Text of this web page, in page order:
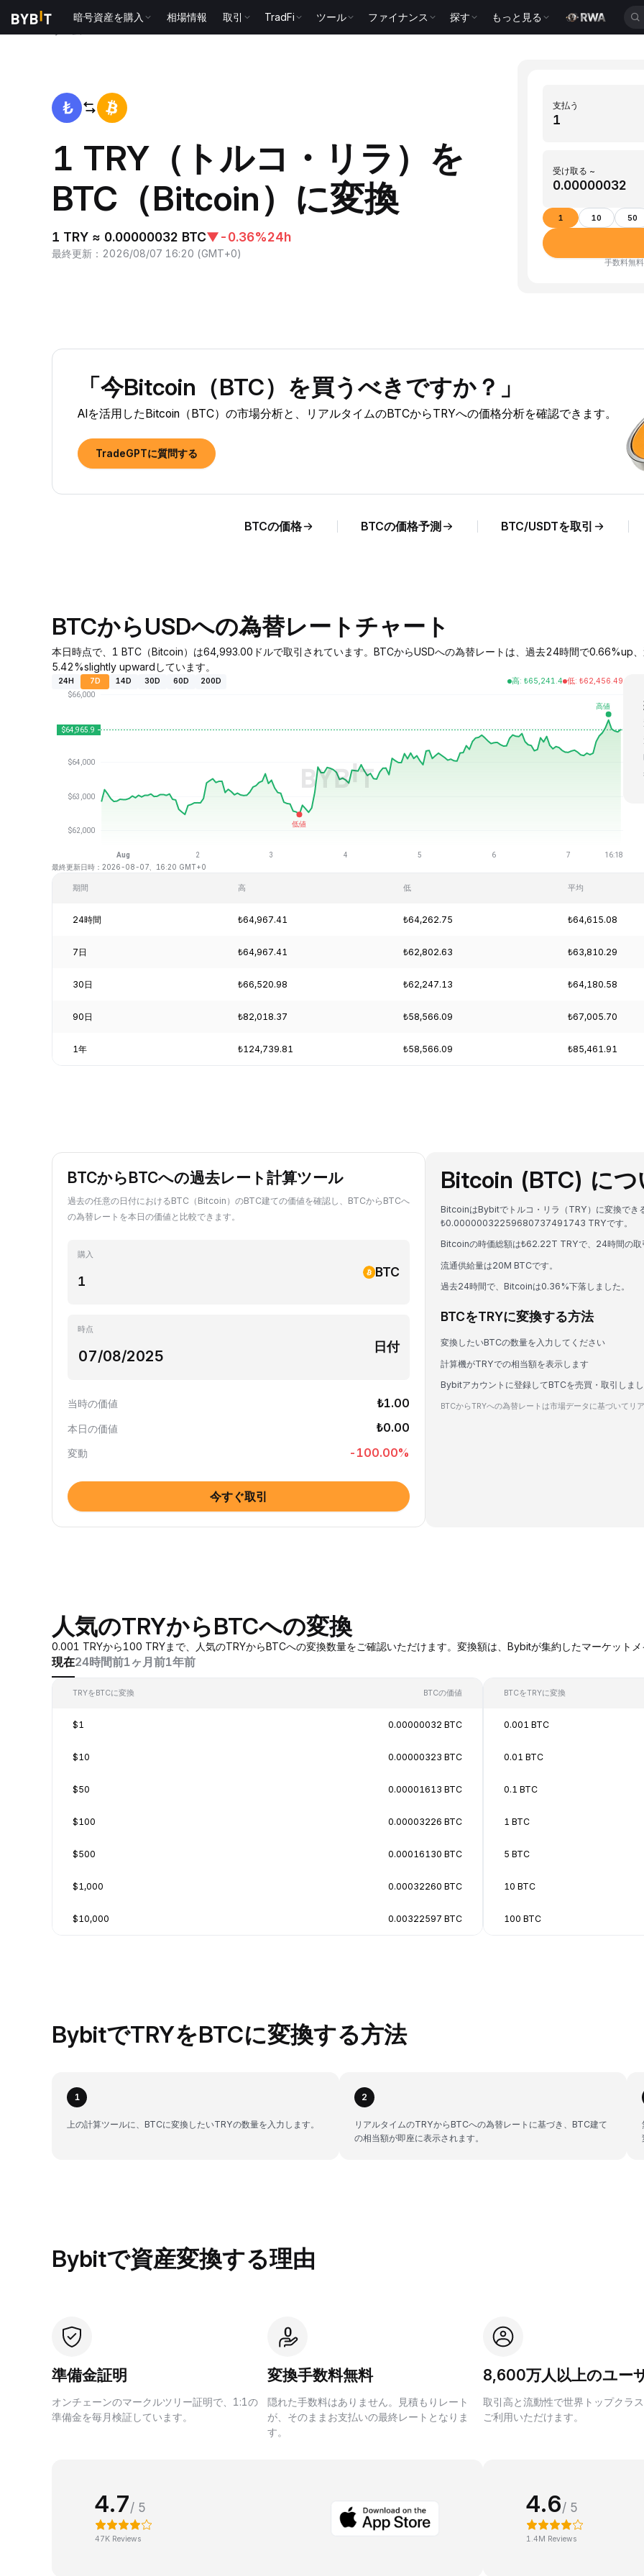
暗号資産を購入 相場情報 取引 TradFi ツール ファイナンス 探す もっと見る
1 TRY（トルコ・リラ）を
BTC（Bitcoin）に変換
1 TRY ≈ 0.00000032 BTC▼-0.36%24h
最終更新 ： 2026/08/07 16:20 (GMT+0)
支払う
受け取る ~
1 10 50
手数料無
「今Bitcoin（BTC）を買うべきですか？」
AIを活用したBitcoin（BTC）の市場分析と、リアルタイムのBTCからTRYへの価格分析を確認できます。
TradeGPTに質問する
BTCの価格 BTCの価格予測 BTC/USDTを取引
BTCからUSDへの為替レートチャート
本日時点で、1 BTC（Bitcoin）は64,993.00ドルで取引されています。BTCからUSDへの為替レートは、過去24時間で0.66%up
5.42%slightly upwardしています。
24H 7D 14D 30D 60D 200D 高: ₺65,241.4 低: ₺62,456.49
最終更新日時：2026-08-07、16:20 GMT+0
期間 高 低 平均
24時間 ₺64,967.41 ₺64,262.75 ₺64,615.08
7日 ₺64,967.41 ₺62,802.63 ₺63,810.29
30日 ₺66,520.98 ₺62,247.13 ₺64,180.58
90日 ₺82,018.37 ₺58,566.09 ₺67,005.70
1年 ₺124,739.81 ₺58,566.09 ₺85,461.91
BTCからBTCへの過去レート計算ツール
過去の任意の日付におけるBTC（Bitcoin）のBTC建ての価値を確認し、BTCからBTCへ
の為替レートを本日の価値と比較できます。
購入
BTC
時点
日付
当時の価値 ₺1.00
本日の価値 ₺0.00
変動 -100.00%
今すぐ取引
Bitcoin (BTC) につ
BitcoinはBybitでトルコ・リラ（TRY）に変換でき
₺0.00000032259680737491743 TRYです。
Bitcoinの時価総額は₺62.22T TRYで、24時間の取
流通供給量は20M BTCです。
過去24時間で、Bitcoinは0.36%下落しました。
BTCをTRYに変換する方法
変換したいBTCの数量を入力してください
計算機がTRYでの相当額を表示します
Bybitアカウントに登録してBTCを売買・取引しまし
BTCからTRYへの為替レートは市場データに基づいてリ
人気のTRYからBTCへの変換
0.001 TRYから100 TRYまで、人気のTRYからBTCへの変換数量をご確認いただけます。変換額は、Bybitが集約したマーケットメ
現在24時間前1ヶ月前1年前
TRYをBTCに変換 BTCの価値
$1 0.00000032 BTC
$10 0.00000323 BTC
$50 0.00001613 BTC
$100 0.00003226 BTC
$500 0.00016130 BTC
$1,000 0.00032260 BTC
$10,000 0.00322597 BTC
BTCをTRYに変換
0.001 BTC
0.01 BTC
0.1 BTC
1 BTC
5 BTC
10 BTC
100 BTC
BybitでTRYをBTCに変換する方法
1
上の計算ツールに、BTCに変換したいTRYの数量を入力します。
2
リアルタイムのTRYからBTCへの為替レートに基づき、BTC建て
の相当額が即座に表示されます。
Bybitで資産変換する理由
準備金証明
オンチェーンのマークルツリー証明で、1:1の
準備金を毎月検証しています。
変換手数料無料
隠れた手数料はありません。見積もりレート
が、そのままお支払いの最終レートとなりま
す。
8,600万人以上のユー
取引高と流動性で世界トップクラ
ご利用いただけます。
4.7/ 5
47K Reviews
4.6/ 5
1.4M Reviews